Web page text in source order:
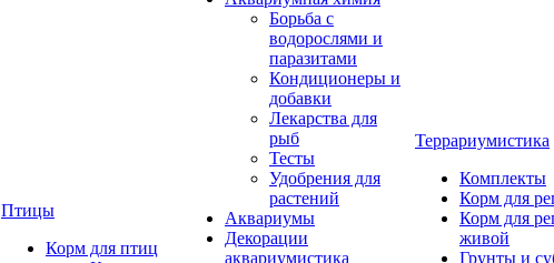
Птицы
Корм для птиц
Борьба с
водорослями и
паразитами
Кондиционеры и
добавки
Лекарства для
рыб
Тесты
Удобрения для
растений
Аквариумы
Декорации
аквариумистика
Террариумистика
Комплекты
Корм для
Корм для
живой
Грунты и